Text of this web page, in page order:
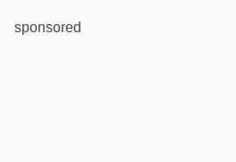
sponsored